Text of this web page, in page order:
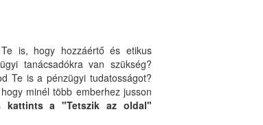
is, hogy hozzáértő és etikus
tanácsadókra van szükség?
Te is a pénzügyi tudatosságot?
minél több emberhez jusson
kattints a "Tetszik az oldal"